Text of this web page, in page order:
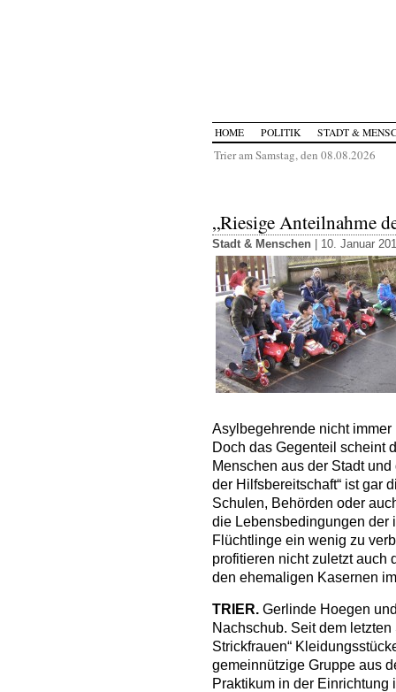
HOME POLITIK STADT &
Trier am Samstag, den 08.08.2026
„Riesige Anteilnahme
Stadt & Menschen | 10. Januar
Asylbegehrende nicht
Doch das Gegenteil scheint
Menschen aus der Stadt
der Hilfsbereitschaft“ ist gar
Schulen, Behörden oder
die Lebensbedingungen der
Flüchtlinge ein wenig zu
profitieren nicht zuletzt auch
den ehemaligen Kasernen
TRIER. Gerlinde Hoegen
Nachschub. Seit dem
Strickfrauen“
gemeinnützige Gruppe aus
Praktikum in der Einrichtung